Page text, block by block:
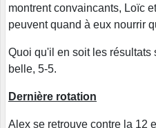
montrent convaincants, Loïc
peuvent quand à eux nourrir
Quoi qu'il en soit les résultats
belle, 5-5.
Dernière rotation
Alex se retrouve contre la 12